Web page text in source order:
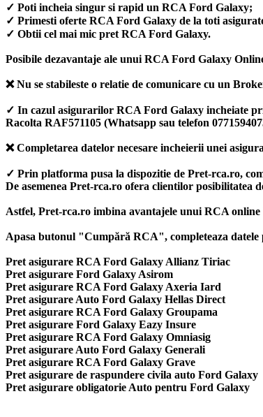
✓ Poti incheia singur si rapid un RCA Ford Galaxy;
✓ Primesti oferte RCA Ford Galaxy de la toti
✓ Obtii cel mai mic pret RCA Ford Galaxy.
Posibile dezavantaje ale unui RCA Ford Galaxy
❌ Nu se stabileste o relatie de comunicare cu un
✓ In cazul asigurarilor RCA Ford Galaxy incheiate
Racolta RAF571105 (Whatsapp sau telefon
❌ Completarea datelor necesare incheierii unei
✓ Prin platforma pusa la dispozitie de Pret-rca.ro,
De asemenea Pret-rca.ro ofera clientilor posibilitatea
Astfel, Pret-rca.ro imbina avantajele unui RCA
Apasa butonul "Cumpără RCA", completeaza datele
Pret asigurare RCA Ford Galaxy Allianz Tiriac
Pret asigurare Ford Galaxy Asirom
Pret asigurare RCA Ford Galaxy Axeria Iard
Pret asigurare Auto Ford Galaxy Hellas Direct
Pret asigurare RCA Ford Galaxy Groupama
Pret asigurare Ford Galaxy Eazy Insure
Pret asigurare RCA Ford Galaxy Omniasig
Pret asigurare Auto Ford Galaxy Generali
Pret asigurare RCA Ford Galaxy Grave
Pret asigurare de raspundere civila auto Ford Galaxy
Pret asigurare obligatorie Auto pentru Ford Galaxy